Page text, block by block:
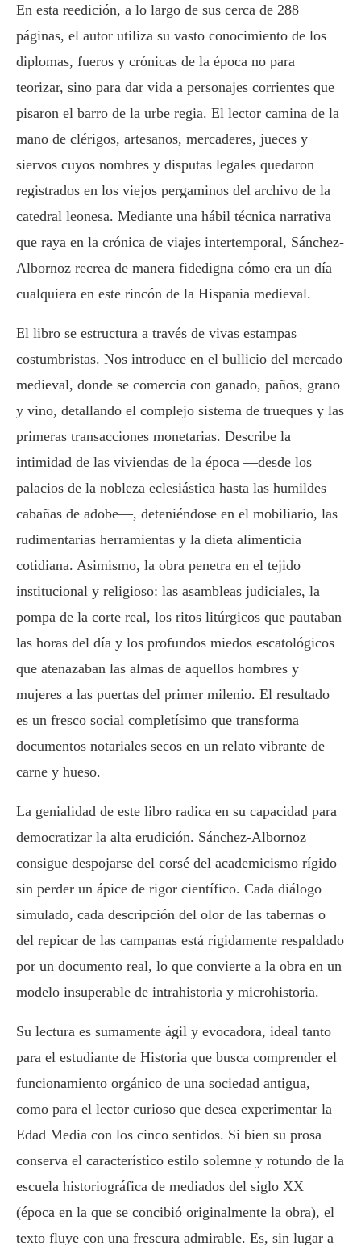
En esta reedición, a lo largo de sus cerca de 288
páginas, el autor utiliza su vasto conocimiento de los
diplomas, fueros y crónicas de la época no para
teorizar, sino para dar vida a personajes corrientes que
pisaron el barro de la urbe regia. El lector camina de la
mano de clérigos, artesanos, mercaderes, jueces y
siervos cuyos nombres y disputas legales quedaron
registrados en los viejos pergaminos del archivo de la
catedral leonesa. Mediante una hábil técnica narrativa
que raya en la crónica de viajes intertemporal, Sánchez-
Albornoz recrea de manera fidedigna cómo era un día
cualquiera en este rincón de la Hispania medieval.
El libro se estructura a través de vivas estampas
costumbristas. Nos introduce en el bullicio del mercado
medieval, donde se comercia con ganado, paños, grano
y vino, detallando el complejo sistema de trueques y las
primeras transacciones monetarias. Describe la
intimidad de las viviendas de la época —desde los
palacios de la nobleza eclesiástica hasta las humildes
cabañas de adobe—, deteniéndose en el mobiliario, las
rudimentarias herramientas y la dieta alimenticia
cotidiana. Asimismo, la obra penetra en el tejido
institucional y religioso: las asambleas judiciales, la
pompa de la corte real, los ritos litúrgicos que pautaban
las horas del día y los profundos miedos escatológicos
que atenazaban las almas de aquellos hombres y
mujeres a las puertas del primer milenio. El resultado
es un fresco social completísimo que transforma
documentos notariales secos en un relato vibrante de
carne y hueso.
La genialidad de este libro radica en su capacidad para
democratizar la alta erudición. Sánchez-Albornoz
consigue despojarse del corsé del academicismo rígido
sin perder un ápice de rigor científico. Cada diálogo
simulado, cada descripción del olor de las tabernas o
del repicar de las campanas está rígidamente respaldado
por un documento real, lo que convierte a la obra en un
modelo insuperable de intrahistoria y microhistoria.
Su lectura es sumamente ágil y evocadora, ideal tanto
para el estudiante de Historia que busca comprender el
funcionamiento orgánico de una sociedad antigua,
como para el lector curioso que desea experimentar la
Edad Media con los cinco sentidos. Si bien su prosa
conserva el característico estilo solemne y rotundo de la
escuela historiográfica de mediados del siglo XX
(época en la que se concibió originalmente la obra), el
texto fluye con una frescura admirable. Es, sin lugar a